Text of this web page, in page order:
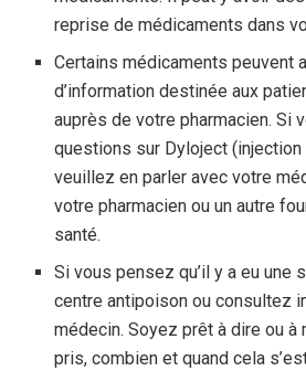
reprise de médicaments dans
Certains médicaments peuvent
d’information destinée aux
auprès de votre pharmacien. Si
questions sur Dyloject
veuillez en parler avec votre
votre pharmacien ou un autre
santé.
Si vous pensez qu’il y a eu une
centre antipoison ou consultez
médecin. Soyez prêt à dire ou à
pris, combien et quand cela